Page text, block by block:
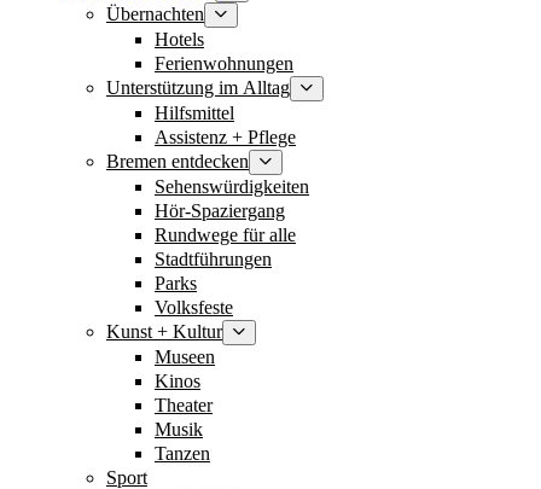
Übernachten
Hotels
Ferienwohnungen
Unterstützung im Alltag
Hilfsmittel
Assistenz + Pflege
Bremen entdecken
Sehenswürdigkeiten
Hör-Spaziergang
Rundwege für alle
Stadtführungen
Parks
Volksfeste
Kunst + Kultur
Museen
Kinos
Theater
Musik
Tanzen
Sport